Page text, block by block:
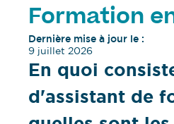
Formation
Dernière mise à jour le :
9 juillet 2026
En quoi
d'assistant de